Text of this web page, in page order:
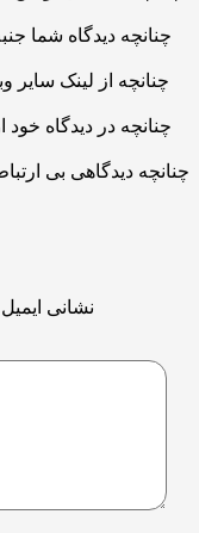
چنانچه دیدگاهی بی
نشانی